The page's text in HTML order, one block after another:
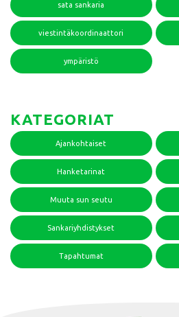
sata sankaria
viestintäkoordinaattori
ympäristö
KATEGORIAT
Ajankohtaiset
Hanketarinat
Muuta sun seutu
Sankariyhdistykset
Tapahtumat